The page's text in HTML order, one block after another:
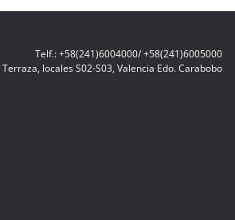
Telf.: +58(241)6004000/ +58(241)6005000
locales S02-S03, Valencia Edo. Carabobo